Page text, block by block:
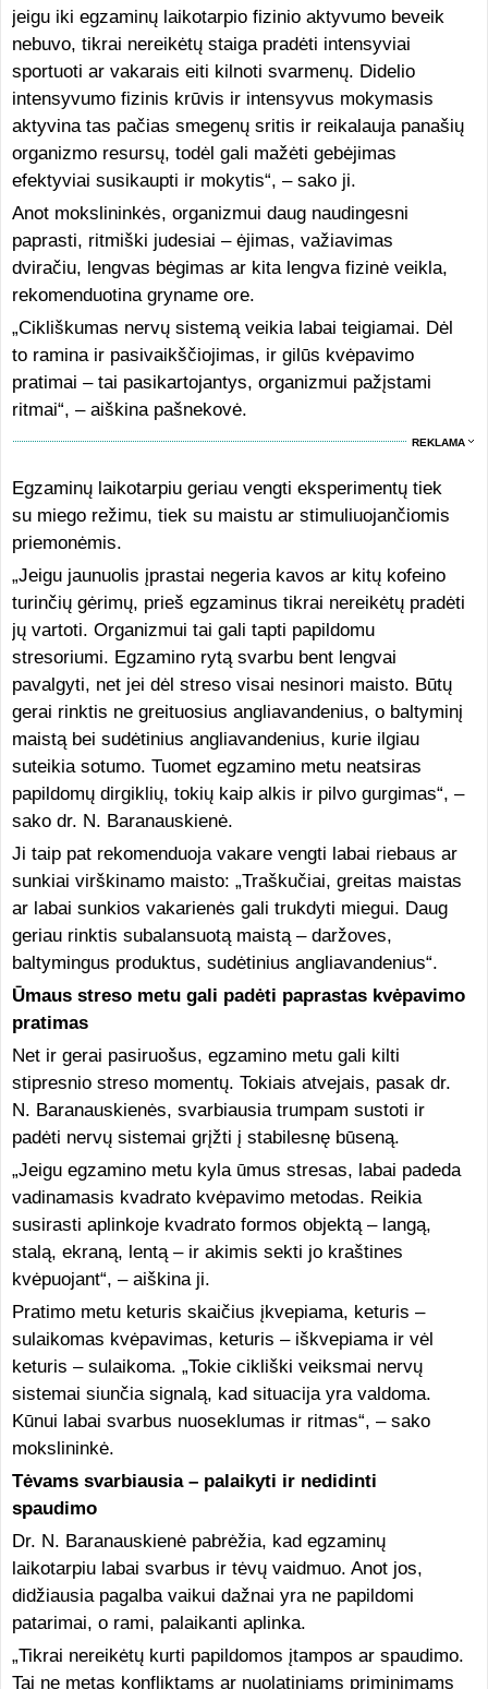
jeigu iki egzaminų laikotarpio fizinio aktyvumo beveik
nebuvo, tikrai nereikėtų staiga pradėti intensyviai
sportuoti ar vakarais eiti kilnoti svarmenų. Didelio
intensyvumo fizinis krūvis ir intensyvus mokymasis
aktyvina tas pačias smegenų sritis ir reikalauja panašių
organizmo resursų, todėl gali mažėti gebėjimas
efektyviai susikaupti ir mokytis“, – sako ji.
Anot mokslininkės, organizmui daug naudingesni
paprasti, ritmiški judesiai – ėjimas, važiavimas
dviračiu, lengvas bėgimas ar kita lengva fizinė veikla,
rekomenduotina gryname ore.
„Cikliškumas nervų sistemą veikia labai teigiamai. Dėl
to ramina ir pasivaikščiojimas, ir gilūs kvėpavimo
pratimai – tai pasikartojantys, organizmui pažįstami
ritmai“, – aiškina pašnekovė.
REKLAMA
Egzaminų laikotarpiu geriau vengti eksperimentų tiek
su miego režimu, tiek su maistu ar stimuliuojančiomis
priemonėmis.
„Jeigu jaunuolis įprastai negeria kavos ar kitų kofeino
turinčių gėrimų, prieš egzaminus tikrai nereikėtų pradėti
jų vartoti. Organizmui tai gali tapti papildomu
stresoriumi. Egzamino rytą svarbu bent lengvai
pavalgyti, net jei dėl streso visai nesinori maisto. Būtų
gerai rinktis ne greituosius angliavandenius, o baltyminį
maistą bei sudėtinius angliavandenius, kurie ilgiau
suteikia sotumo. Tuomet egzamino metu neatsiras
papildomų dirgiklių, tokių kaip alkis ir pilvo gurgimas“, –
sako dr. N. Baranauskienė.
Ji taip pat rekomenduoja vakare vengti labai riebaus ar
sunkiai virškinamo maisto: „Traškučiai, greitas maistas
ar labai sunkios vakarienės gali trukdyti miegui. Daug
geriau rinktis subalansuotą maistą – daržoves,
baltymingus produktus, sudėtinius angliavandenius“.
Ūmaus streso metu gali padėti paprastas kvėpavimo
pratimas
Net ir gerai pasiruošus, egzamino metu gali kilti
stipresnio streso momentų. Tokiais atvejais, pasak dr.
N. Baranauskienės, svarbiausia trumpam sustoti ir
padėti nervų sistemai grįžti į stabilesnę būseną.
„Jeigu egzamino metu kyla ūmus stresas, labai padeda
vadinamasis kvadrato kvėpavimo metodas. Reikia
susirasti aplinkoje kvadrato formos objektą – langą,
stalą, ekraną, lentą – ir akimis sekti jo kraštines
kvėpuojant“, – aiškina ji.
Pratimo metu keturis skaičius įkvepiama, keturis –
sulaikomas kvėpavimas, keturis – iškvepiama ir vėl
keturis – sulaikoma. „Tokie cikliški veiksmai nervų
sistemai siunčia signalą, kad situacija yra valdoma.
Kūnui labai svarbus nuoseklumas ir ritmas“, – sako
mokslininkė.
Tėvams svarbiausia – palaikyti ir nedidinti
spaudimo
Dr. N. Baranauskienė pabrėžia, kad egzaminų
laikotarpiu labai svarbus ir tėvų vaidmuo. Anot jos,
didžiausia pagalba vaikui dažnai yra ne papildomi
patarimai, o rami, palaikanti aplinka.
„Tikrai nereikėtų kurti papildomos įtampos ar spaudimo.
Tai ne metas konfliktams ar nuolatiniams priminimams